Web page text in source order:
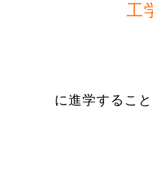
工
に進学するこ